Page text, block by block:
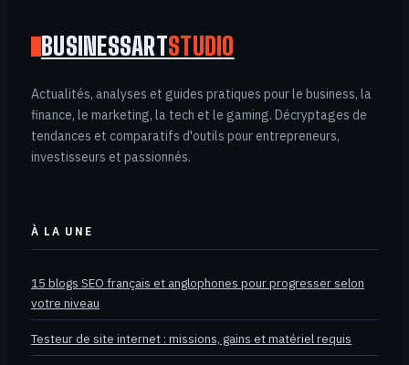
BUSINESSARTSTUDIO
Actualités, analyses et guides pratiques pour le business, la
finance, le marketing, la tech et le gaming. Décryptages de
tendances et comparatifs d'outils pour entrepreneurs,
investisseurs et passionnés.
À LA UNE
15 blogs SEO français et anglophones pour progresser selon
votre niveau
Testeur de site internet : missions, gains et matériel requis